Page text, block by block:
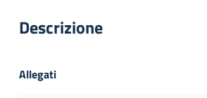
Descrizione
Allegati